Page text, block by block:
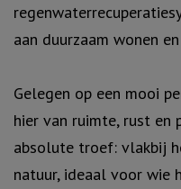
aan duurzaam wonen
Gelegen op een mooi
hier van ruimte, rust en
absolute troef: vlakbij
natuur, ideaal voor wie